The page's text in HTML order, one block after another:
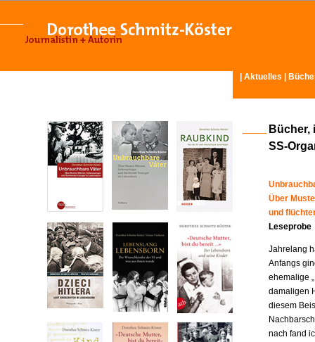
Aktuelles
Bücher,
SS-
Über
und
Leseprobe
Jahrelang
Anfangs
ehemalige
damaligen
diesem
nach fand